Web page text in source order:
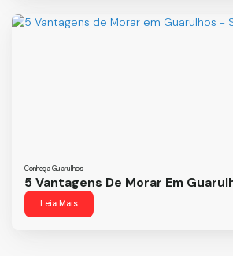
Conheça Guarulhos
5 Vantagens De Morar Em
Leia Mais